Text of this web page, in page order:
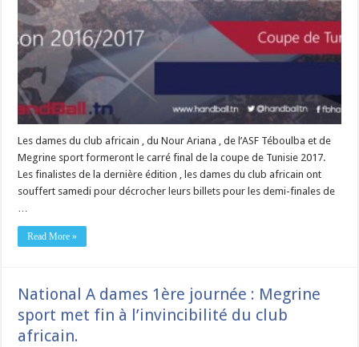
Les dames du club africain , du Nour Ariana , de l’ASF Téboulba et de
Megrine sport formeront le carré final de la coupe de Tunisie 2017.
Les finalistes de la dernière édition , les dames du club africain ont
souffert samedi pour décrocher leurs billets pour les demi-finales de
…
Read More »
National A dames 1ère journée : Megrine
sport met fin à l’invincibilité du club
africain.